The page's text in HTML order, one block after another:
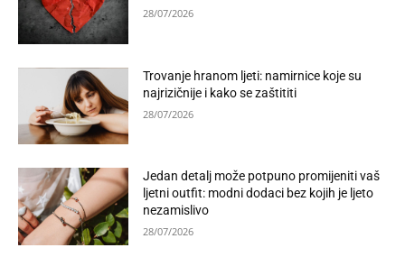
28/07/2026
Trovanje hranom ljeti: namirnice koje su
najrizičnije i kako se zaštititi
28/07/2026
Jedan detalj može potpuno promijeniti vaš
ljetni outfit: modni dodaci bez kojih je ljeto
nezamislivo
28/07/2026